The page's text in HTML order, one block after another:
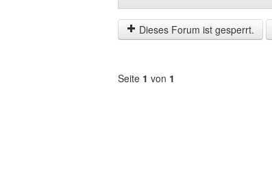
der
letzten
Zeit
by
Dieses Forum ist gesperrt.
Seite 1 von 1